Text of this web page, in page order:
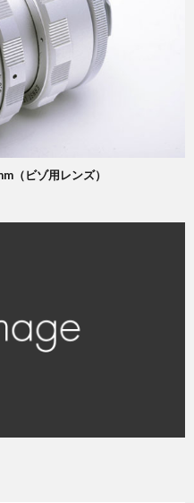
（ビゾ用レンズ）